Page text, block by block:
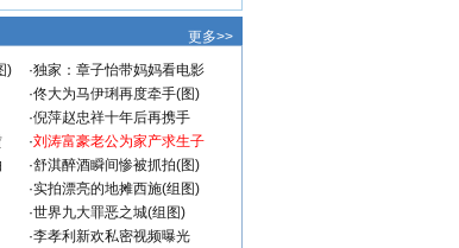
更多>>
) ·独家：章子怡带妈妈看电影
·佟大为马伊琍再度牵手(图)
·倪萍赵忠祥十年后再携手
·刘涛富豪老公为家产求生子
·舒淇醉酒瞬间惨被抓拍(图)
·实拍漂亮的地摊西施(组图)
·世界九大罪恶之城(组图)
·李孝利新欢私密视频曝光